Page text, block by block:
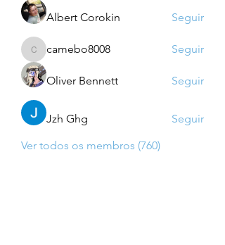
Albert Corokin Seguir
camebo8008
camebo8008 Seguir
Oliver Bennett Seguir
Jzh Ghg
Seguir
Ver todos os membros (760)